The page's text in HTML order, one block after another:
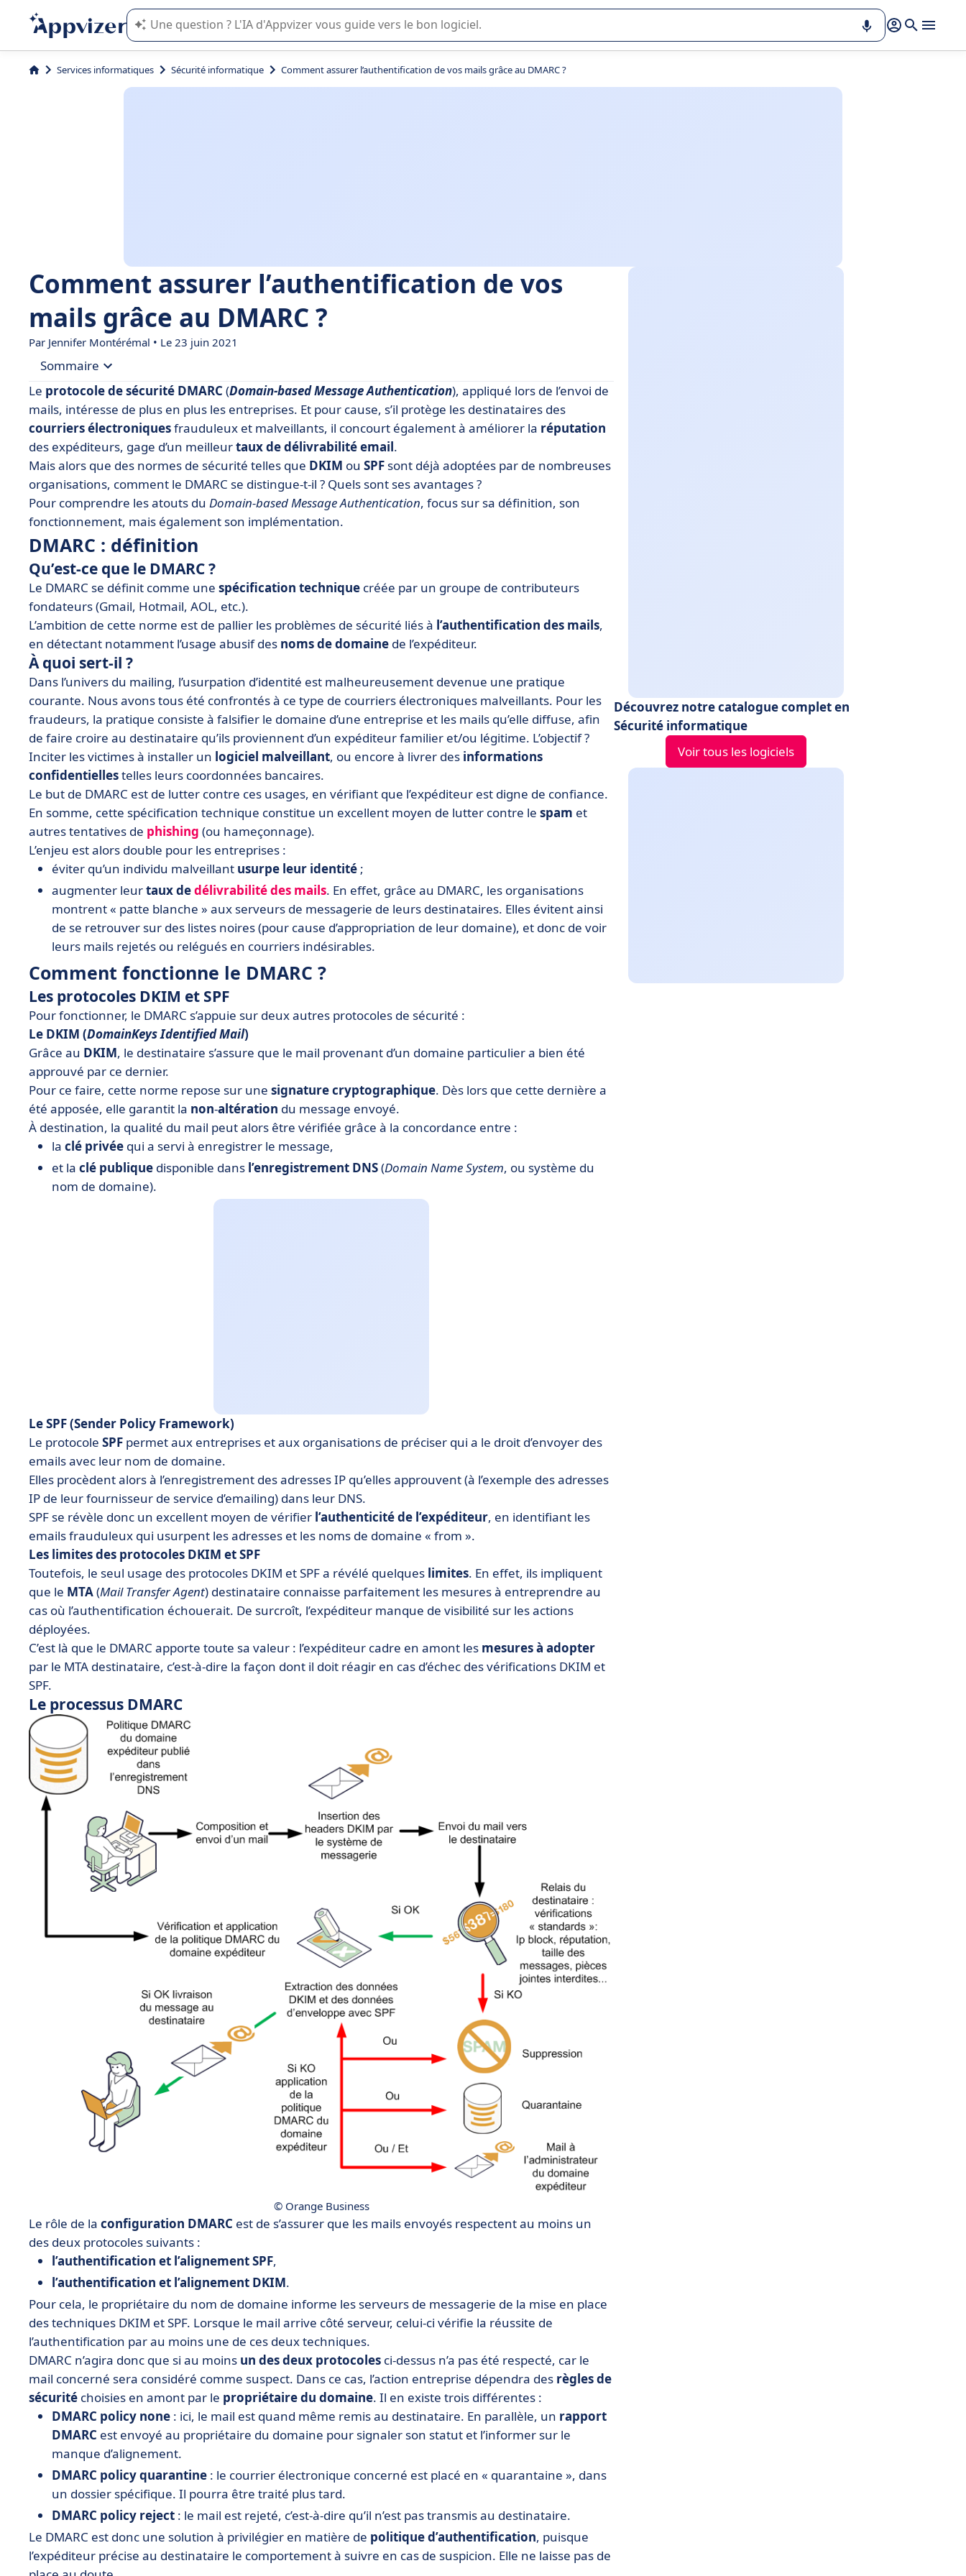
L'IA de Appvizer vous guide dans l'utilisation ou la sélection de logiciel SaaS en entreprise.
Services informatiques Sécurité informatique Comment assurer l’authentification de vos mails grâce au DMARC ?
Comment assurer l’authentification de vos
mails grâce au DMARC ?
Par Jennifer Montérémal • Le 23 juin 2021
Sommaire
• DMARC : définition
• Comment fonctionne le DMARC ?
• Comment implémenter DMARC ?
Le protocoledesécurité DMARC (Domain-based Message Authentication), appliqué lors de l’envoi de
mails, intéresse de plus en plus les entreprises. Et pour cause, s’il protège les destinataires des
courriersélectroniquesfrauduleux et malveillants, il concourt également à améliorer la réputation
des expéditeurs, gage d’un meilleurtauxdedélivrabilitéemail.
Mais alors que des normes de sécurité telles que DKIM ou SPF sont déjà adoptées par de nombreuses
organisations, comment le DMARC se distingue-t-il ? Quels sont ses avantages ?
Pour comprendre les atouts du Domain-based Message Authentication, focus sur sa définition, son
fonctionnement, mais également son implémentation.
DMARC : définition
Qu’est-ce que le DMARC ?
Le DMARC se définit comme une spécification technique créée par un groupe de contributeurs
fondateurs (Gmail, Hotmail, AOL, etc.).
L’ambition de cette norme est de pallier les problèmes de sécurité liés à l’authentification des mails,
en détectant notamment l’usage abusif des nomsdedomaine de l’expéditeur.
À quoi sert-il ?
Dans l’univers du mailing, l’usurpation d’identité est malheureusement devenue une pratique
courante. Nous avons tous été confrontés à ce type de courriers électroniques malveillants. Pour les
fraudeurs, la pratique consiste à falsifier le domaine d’une entreprise et les mails qu’elle diffuse, afin
de faire croire au destinataire qu’ils proviennent d’un expéditeur familier et/ou légitime. L’objectif ?
Inciter les victimes à installer un logiciel malveillant, ou encore à livrer des informations
confidentiellestelles leurs coordonnées bancaires.
Le but de DMARC est de lutter contre ces usages, en vérifiant que l’expéditeur est digne de confiance.
En somme, cette spécification technique constitue un excellent moyen de lutter contre le spam et
autres tentatives de phishing (ou hameçonnage).
L’enjeu est alors double pour les entreprises :
éviter qu’un individu malveillant usurpe leur identité ;
augmenter leurtauxdedélivrabilité des mails. En effet, grâce au DMARC, les organisations
montrent « patte blanche » aux serveurs de messagerie de leurs destinataires. Elles évitent ainsi
de se retrouver sur des listes noires (pour cause d’appropriation de leur domaine), et donc de voir
leurs mails rejetés ou relégués en courriers indésirables.
Comment fonctionne le DMARC ?
Les protocoles DKIM et SPF
Pour fonctionner, le DMARC s’appuie sur deux autres protocoles de sécurité :
Le DKIM (DomainKeysIdentifiedMail)
Grâce au DKIM, le destinataire s’assure que le mail provenant d’un domaine particulier a bien été
approuvé par ce dernier.
Pour ce faire, cette norme repose sur une signaturecryptographique. Dès lors que cette dernière a
été apposée, elle garantit la non-altération du message envoyé.
À destination, la qualité du mail peut alors être vérifiée grâce à la concordance entre :
la clé privée qui a servi à enregistrer le message,
et la clé publique disponible dans l’enregistrement DNS(Domain Name System, ou système du
nom de domaine).
Le SPF (Sender Policy Framework)
Le protocole SPF permet aux entreprises et aux organisations de préciser qui a le droit d’envoyer des
emails avec leur nom de domaine.
Elles procèdent alors à l’enregistrement des adresses IP qu’elles approuvent (à l’exemple des adresses
IP de leur fournisseur de service d’emailing) dans leur DNS.
SPF se révèle donc un excellent moyen de vérifier l’authenticitéde l’expéditeur, en identifiant les
emails frauduleux qui usurpent les adresses et les noms de domaine « from ».
Les limites des protocoles DKIM et SPF
Toutefois, le seul usage des protocoles DKIM et SPF a révélé quelques limites. En effet, ils impliquent
que le MTA(Mail TransferAgent) destinataire connaisse parfaitement les mesures à entreprendre au
cas où l’authentification échouerait. De surcroît, l’expéditeur manque de visibilité sur les actions
déployées.
C’est là que le DMARC apporte toute sa valeur : l’expéditeur cadre en amont les mesuresà adopter
par le MTA destinataire, c’est-à-dire la façon dont il doit réagir en cas d’échec des vérifications DKIM et
SPF.
Le processus DMARC
© Orange Business
Le rôle de la configuration DMARC est de s’assurer que les mails envoyés respectent au moins un
des deux protocoles suivants :
l’authentification et l’alignement SPF,
l’authentification et l’alignement DKIM.
Pour cela, le propriétaire du nom de domaine informe les serveurs de messagerie de la mise en place
des techniques DKIM et SPF. Lorsque le mail arrive côté serveur, celui-ci vérifie la réussite de
l’authentification par au moins une de ces deux techniques.
DMARC n’agira donc que si au moins un desdeux protocoles ci-dessus n’a pas été respecté, car le
mail concerné sera considéré comme suspect. Dans ce cas, l’action entreprise dépendra des règles de
sécurité choisies en amont par le propriétairedu domaine. Il en existe trois différentes :
DMARC policy none : ici, le mail est quand même remis au destinataire. En parallèle, un rapport
DMARC est envoyé au propriétaire du domaine pour signaler son statut et l’informer sur le
manque d’alignement.
DMARC policyquarantine : le courrier électronique concerné est placé en « quarantaine », dans
un dossier spécifique. Il pourra être traité plus tard.
DMARC policy reject : le mail est rejeté, c’est-à-dire qu’il n’est pas transmis au destinataire.
Le DMARC est donc une solution à privilégier en matière de politique d’authentification, puisque
l’expéditeur précise au destinataire le comportement à suivre en cas de suspicion. Elle ne laisse pas de
Découvrez notre catalogue complet en
Sécurité informatique
Voir tous les logiciels